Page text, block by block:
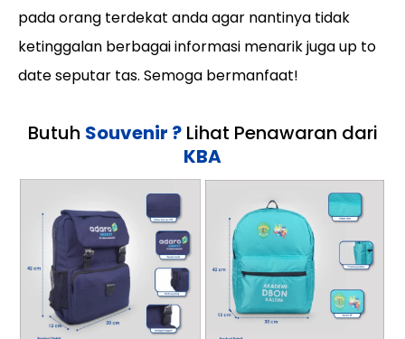
pada orang terdekat anda agar nantinya tidak
ketinggalan berbagai informasi menarik juga up to
date seputar tas. Semoga bermanfaat!
Butuh Souvenir ?Lihat Penawaran dari
KBA